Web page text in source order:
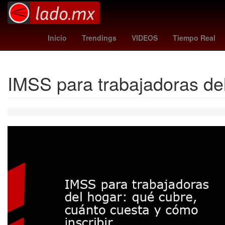
Inicio Trendings VIDEOS Tiempo Real
Empresa Elvis Presley 2024 Pop punk Desirée
IMSS para trabajadoras